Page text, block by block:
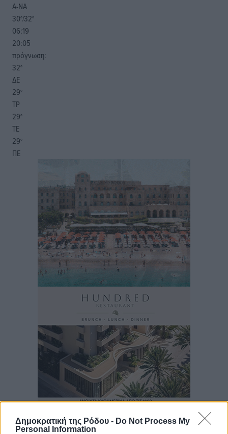
Δημοκρατική της Ρόδου - Do Not Process My
Personal Information
Α-ΝΑ
30°/32°
06:19
20:05
πρόγνωση:
32°
ΔΕ
29°
ΤΡ
29°
ΤΕ
29°
ΠΕ